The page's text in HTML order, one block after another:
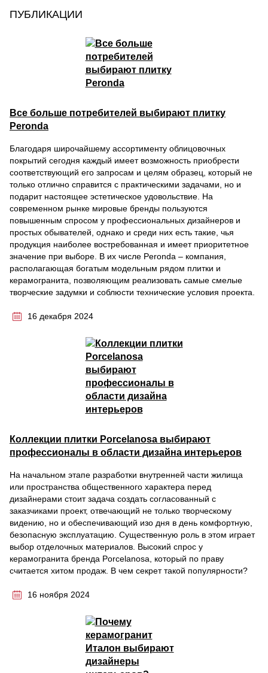
ПУБЛИКАЦИИ
Все больше потребителей выбирают плитку
Peronda
Благодаря широчайшему ассортименту облицовочных
покрытий сегодня каждый имеет возможность приобрести
соответствующий его запросам и целям образец, который не
только отлично справится с практическими задачами, но и
подарит настоящее эстетическое удовольствие. На
современном рынке мировые бренды пользуются
повышенным спросом у профессиональных дизайнеров и
простых обывателей, однако и среди них есть такие, чья
продукция наиболее востребованная и имеет приоритетное
значение при выборе. В их числе Peronda – компания,
располагающая богатым модельным рядом плитки и
керамогранита, позволяющим реализовать самые смелые
творческие задумки и соблюсти технические условия проекта.
16 декабря 2024
Коллекции плитки Porcelanosa выбирают
профессионалы в области дизайна интерьеров
На начальном этапе разработки внутренней части жилища
или пространства общественного характера перед
дизайнерами стоит задача создать согласованный с
заказчиками проект, отвечающий не только творческому
видению, но и обеспечивающий изо дня в день комфортную,
безопасную эксплуатацию. Существенную роль в этом играет
выбор отделочных материалов. Высокий спрос у
керамогранита бренда Porcelanosa, который по праву
считается хитом продаж. В чем секрет такой популярности?
16 ноября 2024